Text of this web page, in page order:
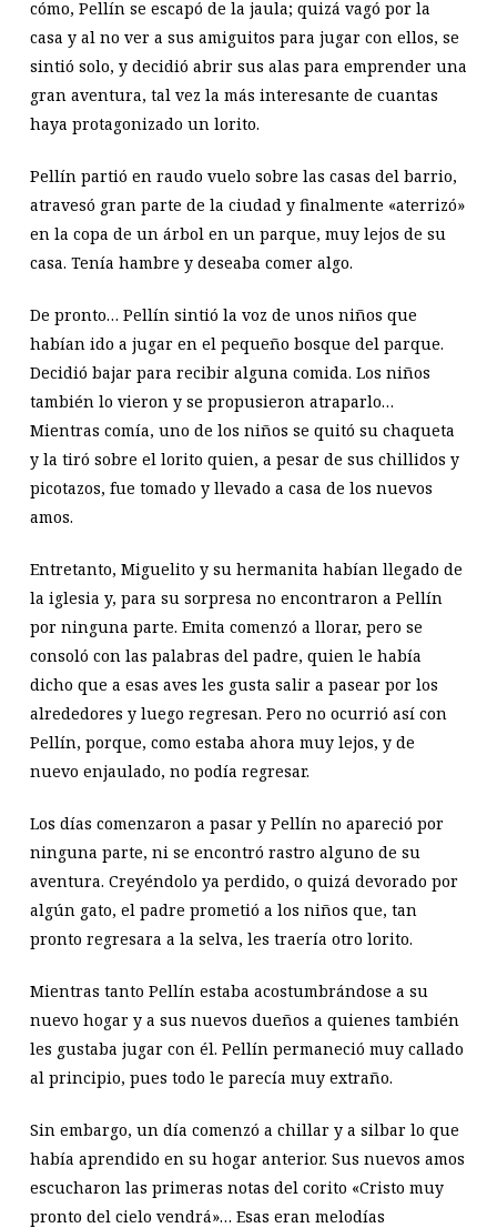
cómo, Pellín se escapó de la jaula; quizá vagó por la
casa y al no ver a sus amiguitos para jugar con ellos, se
sintió solo, y decidió abrir sus alas para emprender una
gran aventura, tal vez la más interesante de cuantas
haya protagonizado un lorito.
Pellín partió en raudo vuelo sobre las casas del barrio,
atravesó gran parte de la ciudad y finalmente «aterrizó»
en la copa de un árbol en un parque, muy lejos de su
casa. Tenía hambre y deseaba comer algo.
De pronto… Pellín sintió la voz de unos niños que
habían ido a jugar en el pequeño bosque del parque.
Decidió bajar para recibir alguna comida. Los niños
también lo vieron y se propusieron atraparlo…
Mientras comía, uno de los niños se quitó su chaqueta
y la tiró sobre el lorito quien, a pesar de sus chillidos y
picotazos, fue tomado y llevado a casa de los nuevos
amos.
Entretanto, Miguelito y su hermanita habían llegado de
la iglesia y, para su sorpresa no encontraron a Pellín
por ninguna parte. Emita comenzó a llorar, pero se
consoló con las palabras del padre, quien le había
dicho que a esas aves les gusta salir a pasear por los
alrededores y luego regresan. Pero no ocurrió así con
Pellín, porque, como estaba ahora muy lejos, y de
nuevo enjaulado, no podía regresar.
Los días comenzaron a pasar y Pellín no apareció por
ninguna parte, ni se encontró rastro alguno de su
aventura. Creyéndolo ya perdido, o quizá devorado por
algún gato, el padre prometió a los niños que, tan
pronto regresara a la selva, les traería otro lorito.
Mientras tanto Pellín estaba acostumbrándose a su
nuevo hogar y a sus nuevos dueños a quienes también
les gustaba jugar con él. Pellín permaneció muy callado
al principio, pues todo le parecía muy extraño.
Sin embargo, un día comenzó a chillar y a silbar lo que
había aprendido en su hogar anterior. Sus nuevos amos
escucharon las primeras notas del corito «Cristo muy
pronto del cielo vendrá»… Esas eran melodías